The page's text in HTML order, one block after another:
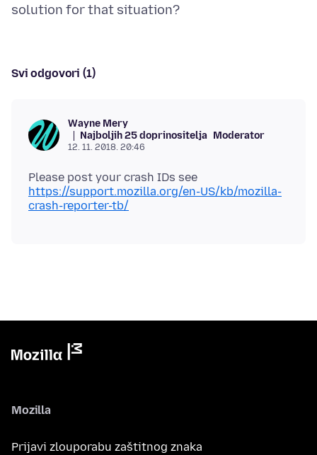
Svi odgovori (1)
Wayne Mery
Najboljih 25 doprinositelja Moderator
12. 11. 2018. 20:46
Please post your crash IDs see
https://support.mozilla.org/en-US/kb/mozilla-
crash-reporter-tb/
Mozilla
Prijavi zlouporabu zaštitnog znaka